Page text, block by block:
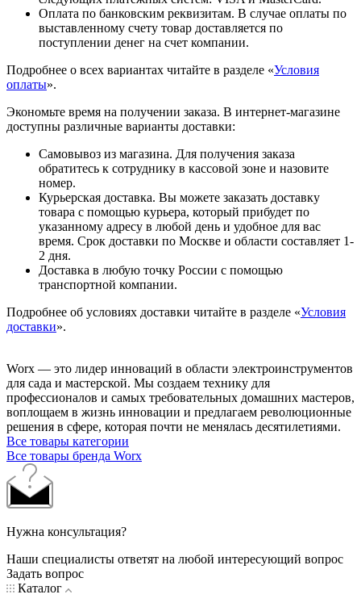
Оплата по банковским реквизитам. В случае оплаты по
выставленному счету товар доставляется по
поступлении денег на счет компании.
Подробнее о всех вариантах читайте в разделе «Условия
оплаты».
Экономьте время на получении заказа. В интернет-магазине
доступны различные варианты доставки:
Самовывоз из магазина. Для получения заказа
обратитесь к сотруднику в кассовой зоне и назовите
номер.
Курьерская доставка. Вы можете заказать доставку
товара с помощью курьера, который прибудет по
указанному адресу в любой день и удобное для вас
время. Срок доставки по Москве и области составляет 1-
2 дня.
Доставка в любую точку России с помощью
транспортной компании.
Подробнее об условиях доставки читайте в разделе «Условия
доставки».
Worx — это лидер инноваций в области электроинструментов
для сада и мастерcкой. Мы создаем технику для
профессионалов и самых требовательных домашних мастеров,
воплощаем в жизнь инновации и предлагаем революционные
решения в сфере, которая почти не менялась десятилетиями.
Все товары категории
Все товары бренда Worx
Нужна консультация?
Наши специалисты ответят на любой интересующий вопрос
Задать вопрос
Каталог